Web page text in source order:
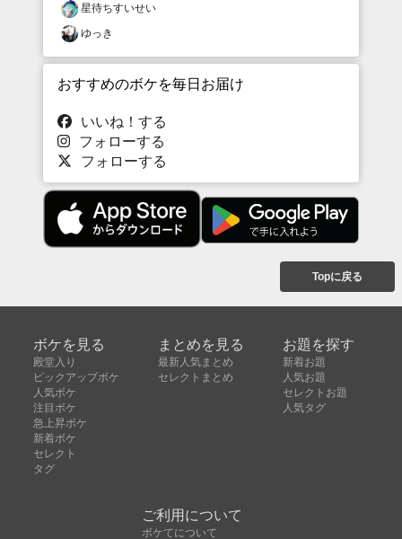
星待ちすいせい
ゆっき
おすすめのボケを毎日お届け
いいね！する
フォローする
フォローする
Topに戻る
ボケを見る
殿堂入り
ピックアップボケ
人気ボケ
注目ボケ
急上昇ボケ
新着ボケ
セレクト
タグ
まとめを見る
最新人気まとめ
セレクトまとめ
お題を探す
新着お題
人気お題
セレクトお題
人気タグ
ご利用について
ボケてについて